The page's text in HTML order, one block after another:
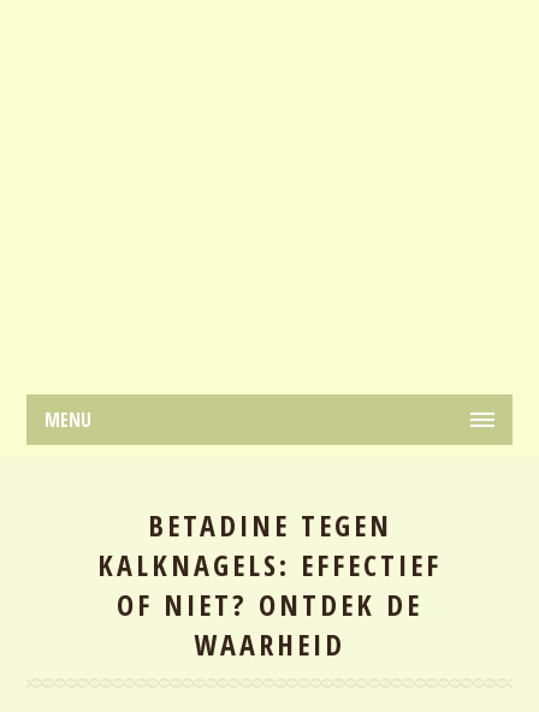
MENU
BETADINE TEGEN
KALKNAGELS: EFFECTIEF
OF NIET? ONTDEK DE
WAARHEID